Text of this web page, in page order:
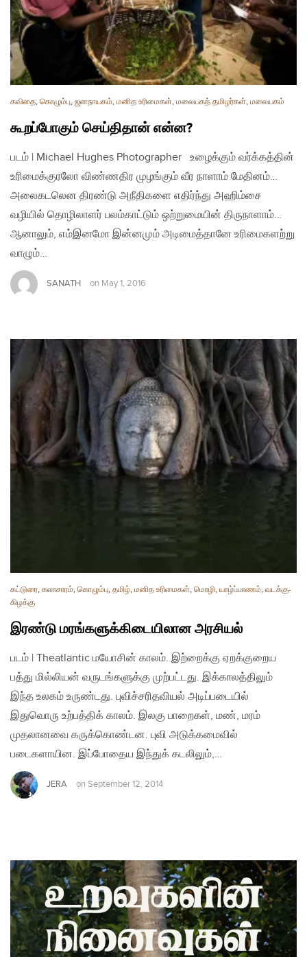
கவிதை, கொழும்பு, ஜனநாயகம், மனித உரிமைகள், மலையகத் தமிழர்கள், மலையகம்
கூறப்போகும் செய்திதான் என்ன?
படம் | Michael Hughes Photographer உழைக்கும் வர்க்கத்தின்
உரிமைக்குரலோ விண்ணதிர முழங்கும் வீர நாளாம் மேதினம்…
அலைகடலென திரண்டு அநீதிகளை எதிர்ந்து அஹிம்சை
வழியில் தொழிலாளர் பலம்காட்டும் ஒற்றுமையின் திருநாளாம்…
ஆனாலும், எம்இனமோ இன்னமும் அடிமைத்தானே உரிமைகளற்று
வாழும்…
SANATH on May 1, 2016
கட்டுரை, கலாசாரம், கொழும்பு, தமிழ், மனித உரிமைகள், மொழி, யாழ்ப்பாணம், வடக்கு-
கிழக்கு
இரண்டு மரங்களுக்கிடையிலான அரசியல்
படம் | Theatlantic மயோசின் காலம். இற்றைக்கு ஏறக்குறைய
பத்து மில்லியன் வருடங்களுக்கு முற்பட்டது. இக்காலத்திலும்
இந்த உலகம் உருண்டது. புவிச்சரிதவியல் அடிப்படையில்
இதுவொரு உற்பத்திக் காலம். இலகு பாறைகள், மண், மரம்
முதலானவை கருக்கொண்டன. புவி அடுக்கமைவில்
படைகளாயின. இப்போதைய இந்துக் கடலிலும்,…
JERA on September 12, 2014